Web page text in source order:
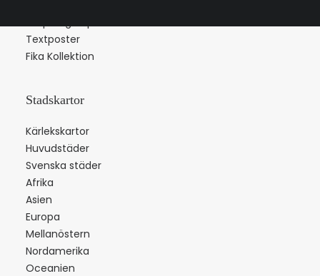
Textposter
Fika Kollektion
Stadskartor
Kärlekskartor
Huvudstäder
Svenska städer
Afrika
Asien
Europa
Mellanöstern
Nordamerika
Oceanien